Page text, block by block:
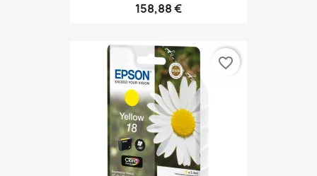
158,88 €
favorite_border